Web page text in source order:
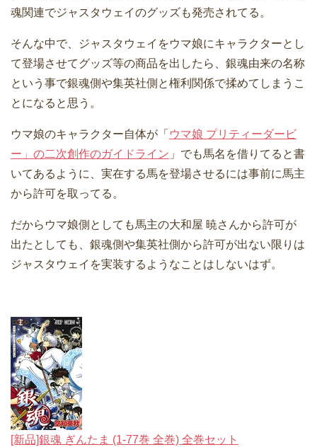
魂関連でジャスタウェイのグッズも発売されてる。
そんな中で、ジャスタウェイをウマ娘にキャラクターとし
て登場させてグッズ等の商品を出したら、銀魂由来の名称
という事で銀魂側や集英社側と権利関係で揉めてしまうこ
とになると思う。
ウマ娘のキャラクター自体が「 ウマ娘 プリティーダービ
ー」の二次創作のガイドライン 」でも馬名を借りてると書
いてあるように、実在する馬を登場させるには事前に馬主
から許可を取ってる。
だからウマ娘側としても馬主の大和屋 暁さんから許可が
出たとしても、銀魂側や集英社側から許可が出ない限りは
ジャスタウェイを実装するようなことはしないはず。
[新品]銀魂 ぎんたま (1-77巻 全巻) 全巻セット